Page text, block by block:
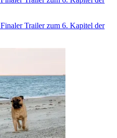
Trailer zum 6. Kapitel der